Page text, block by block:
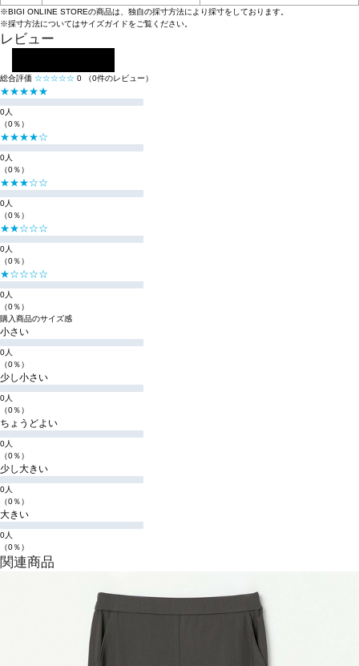
※BIGI ONLINE STOREの商品は、独自の採寸方法により採寸をしております。
※採寸方法についてはサイズガイドをご覧ください。
レビュー
総合評価 ☆☆☆☆☆ 0 （0件のレビュー）
★★★★★
0人
（0％）
★★★★☆
0人
（0％）
★★★☆☆
0人
（0％）
★★☆☆☆
0人
（0％）
★☆☆☆☆
0人
（0％）
購入商品のサイズ感
小さい
0人
（0％）
少し小さい
0人
（0％）
ちょうどよい
0人
（0％）
少し大きい
0人
（0％）
大きい
0人
（0％）
関連商品